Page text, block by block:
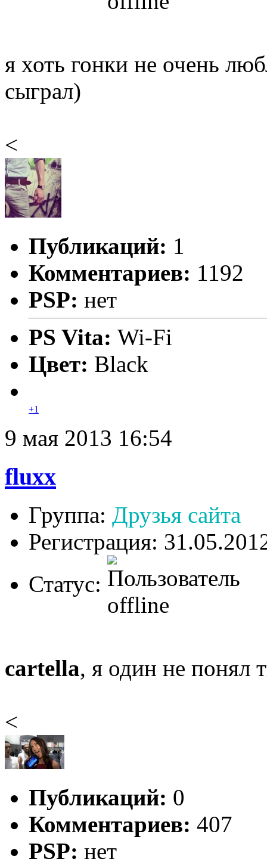
я хоть гонки не очень
сыграл)
<
Публикаций: 1
Комментариев: 1192
PSP: нет
PS Vita: Wi-Fi
Цвет: Black
+1
9 мая 2013 16:54
fluxx
Группа: Друзья сайта
Регистрация:
Статус:
cartella, я один не понял
<
Публикаций: 0
Комментариев: 407
PSP: нет